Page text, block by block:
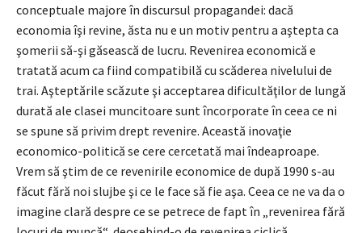
conceptuale majore în discursul propagandei: dacă
economia îşi revine, ăsta nu e un motiv pentru a aştepta ca
şomerii să-şi găsească de lucru. Revenirea economică e
tratată acum ca fiind compatibilă cu scăderea nivelului de
trai. Aşteptările scăzute şi acceptarea dificultăţilor de lungă
durată ale clasei muncitoare sunt încorporate în ceea ce ni
se spune să privim drept revenire. Această inovaţie
economico-politică se cere cercetată mai îndeaproape.
Vrem să ştim de ce revenirile economice de după 1990 s-au
făcut fără noi slujbe şi ce le face să fie aşa. Ceea ce ne va da o
imagine clară despre ce se petrece de fapt în „revenirea fără